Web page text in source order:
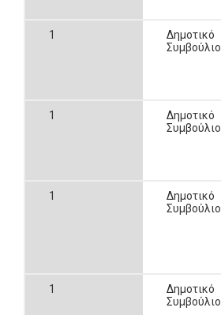
1
Δημοτικό
Συμβούλιο
1
Δημοτικό
Συμβούλιο
1
Δημοτικό
Συμβούλιο
1
Δημοτικό
Συμβούλιο